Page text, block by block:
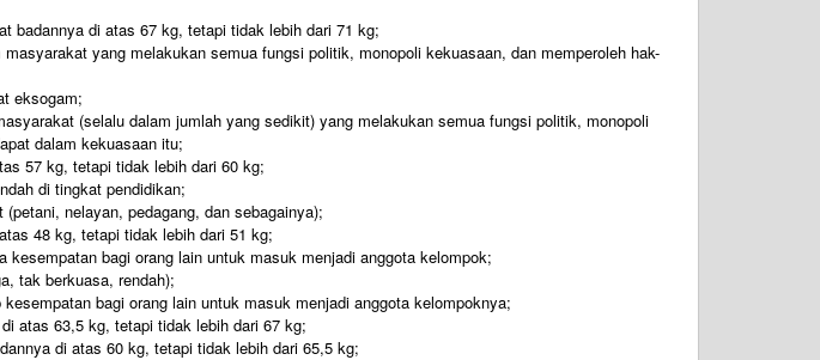
badannya di atas 67 kg, tetapi tidak lebih dari 71 kg;
yang melakukan semua fungsi politik, monopoli kekuasaan, dan memperoleh hak-
eksogam;
(selalu dalam jumlah yang sedikit) yang melakukan semua fungsi politik, monopoli
dalam kekuasaan itu;
57 kg, tetapi tidak lebih dari 60 kg;
di tingkat pendidikan;
nelayan, pedagang, dan sebagainya);
48 kg, tetapi tidak lebih dari 51 kg;
kesempatan bagi orang lain untuk masuk menjadi anggota kelompok;
tak berkuasa, rendah);
bagi orang lain untuk masuk menjadi anggota kelompoknya;
atas 63,5 kg, tetapi tidak lebih dari 67 kg;
di atas 60 kg, tetapi tidak lebih dari 65,5 kg;